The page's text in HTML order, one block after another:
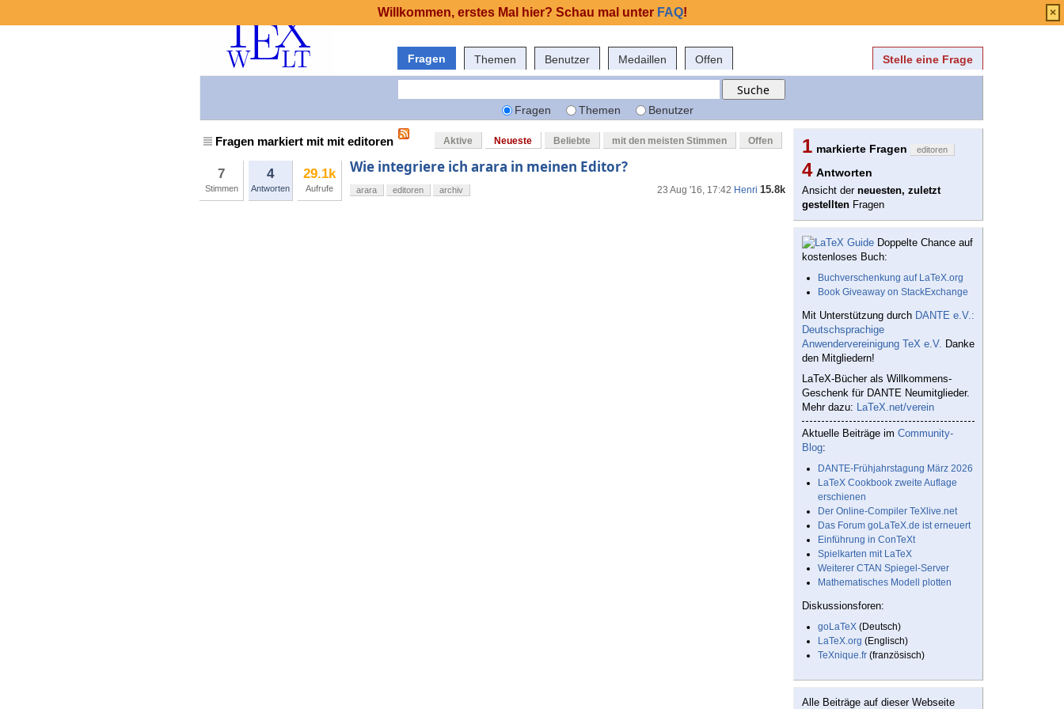
Fragen Themen Benutzer Medaillen Offen Stelle eine Frage
Fragen Themen Benutzer
Fragen markiert mit mit editoren Aktive Neueste Beliebte mit den meisten Stimmen Offen
7
Stimmen
4
Antworten
29.1k
Aufrufe
Wie integriere ich arara in meinen Editor?
23 Aug '16, 17:42 Henri 15.8k
arara editoren archiv
1 markierte Fragen editoren
4 Antworten
Ansicht der neuesten, zuletzt
gestellten Fragen
Doppelte Chance auf
kostenloses Buch:
Buchverschenkung auf LaTeX.org
Book Giveaway on StackExchange
Mit Unterstützung durch DANTE e.V.:
Deutschsprachige
Anwendervereinigung TeX e.V. Danke
den Mitgliedern!
LaTeX-Bücher als Willkommens-
Geschenk für DANTE Neumitglieder.
Mehr dazu: LaTeX.net/verein
Aktuelle Beiträge im Community-
Blog:
DANTE-Frühjahrstagung März 2026
LaTeX Cookbook zweite Auflage
erschienen
Der Online-Compiler TeXlive.net
Das Forum goLaTeX.de ist erneuert
Einführung in ConTeXt
Spielkarten mit LaTeX
Weiterer CTAN Spiegel-Server
Mathematisches Modell plotten
Diskussionsforen:
goLaTeX (Deutsch)
LaTeX.org (Englisch)
TeXnique.fr (französisch)
Alle Beiträge auf dieser Webseite
Willkommen, erstes Mal hier? Schau mal unter FAQ! ×